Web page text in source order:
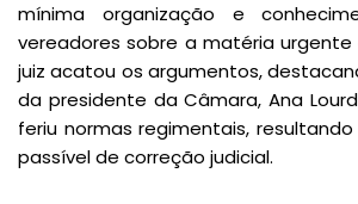
mínima organização e
vereadores sobre a matéria urgente
juiz acatou os argumentos,
da presidente da Câmara, Ana
feriu normas regimentais,
passível de correção judicial.